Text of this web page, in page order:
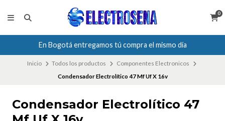
0
En Bogotá entregamos tú compra el mismo día
Inicio Todos los productos
Componentes Electronicos
Condensador Electrolítico 47 Mf Uf X 16v
Condensador Electrolítico 47